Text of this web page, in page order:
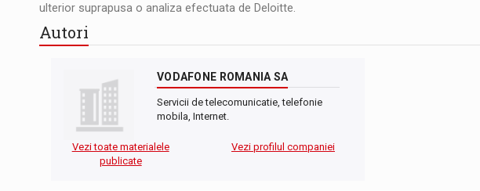
ulterior suprapusa o analiza efectuata de Deloitte.
Autori
VODAFONE ROMANIA SA
Servicii de telecomunicatie, telefonie
mobila, Internet.
Vezi toate materialele
publicate
Vezi profilul companiei